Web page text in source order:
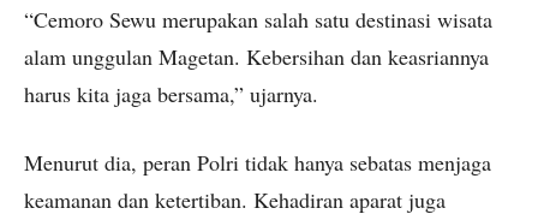
“Cemoro Sewu merupakan salah satu destinasi wisata
alam unggulan Magetan. Kebersihan dan keasriannya
harus kita jaga bersama,” ujarnya.
Menurut dia, peran Polri tidak hanya sebatas menjaga
keamanan dan ketertiban. Kehadiran aparat juga